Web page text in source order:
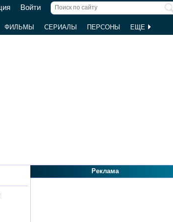
Войти
ФИЛЬМЫ СЕРИАЛЫ ПЕРСОНЫ ЕЩЕ
Реклама